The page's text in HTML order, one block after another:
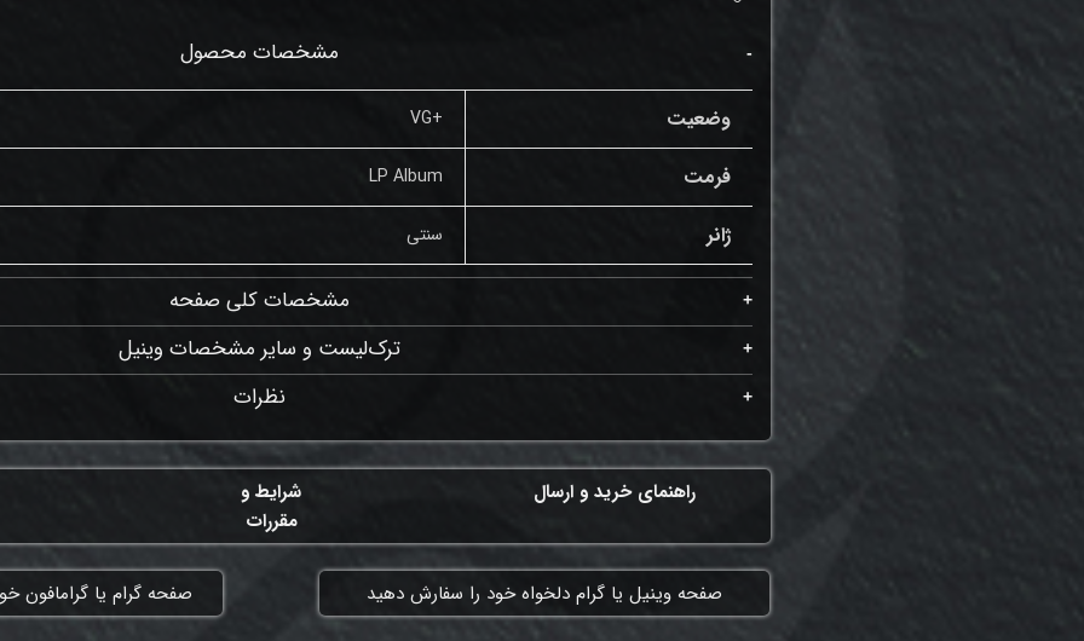
مشخصات محصول
وضعیت +VG
فرمت LP Album
ژانر سنتی
مشخصات کلی صفحه
ترک‌لیست و سایر مشخصات وینیل
نظرات
شرایط و
مقررات
راهنمای خرید و ارسال
​صفحه وینیل یا گرام دلخواه خود را سفارش دهید ​صفحه گرام یا گرامافون